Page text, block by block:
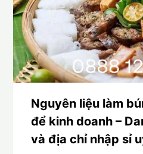
Nguyên liệu làm
để kinh doanh –
và địa chỉ nhập sỉ